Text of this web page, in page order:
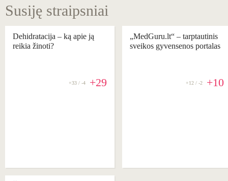
Susiję straipsniai
Dehidratacija – ką apie ją
reikia žinoti?
+33 / -4 +29
„MedGuru.lt“ – tarptautinis
sveikos gyvensenos portalas
+12 / -2 +10